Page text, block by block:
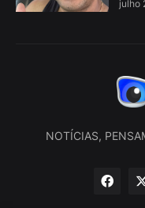
julho
NOTÍCIAS,